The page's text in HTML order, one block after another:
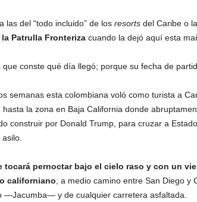
las del “todo incluido” de los resorts del Caribe o
Patrulla Fronterizacuando la dejó aquí esta
que conste qué día llegó; porque su fecha de
semanas esta colombiana voló como turista a
hasta la zona en Baja California donde
construir por Donald Trump, para cruzar a
tocará pernoctar bajo el cielo raso y con un
californiano , a medio camino entre San Diego
—Jacumba— y de cualquier carretera asfaltada.